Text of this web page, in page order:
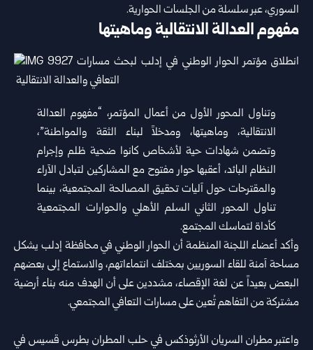
‏السوري، عبر سلسلة من الجلسات الحوارية.‏‏ ‏
مفهوم العدالة الانتقالية وماهيتها
وتناول المحور الأول من أعمال المؤتمر، “مفهوم العدالة
الانتقالية، وماهيتها، ‏ومدخلاً لبناء الثقة والمواطنة”،
وتضمن شهادات حية لأشخاص كانوا ضحية ‏ظلم وإجرام
النظام البائد، أعقبها حوار مفتوح مع المشاركين لتبادل الآراء
‏والمقترحات حول آليات تحقيق المصالحة المجتمعية، بينما
تناول المحور ‏الثاني السلم الأهلي والحوارات المجتمعية
كأداة لتماسك المجتمع.‏
‏وأكد أعضاء اللجنة المنظمة أن الحوار الوطني في محافظة إدلب يشكل
‏مساحة آمنة للقاء السوريين بمختلف انتماءاتهم، والاستماع إلى بعضهم
‏البعض بعيداً عن لغة الإقصاء، مشددين على أن الهدف منه بناء أرضية
‏مشتركة من التفاهم تُعين على مسارات التعافي المجتمعي.‏
واعتبر مطران السريان الأرثوذكس في حلب المطران بطرس قسيس في